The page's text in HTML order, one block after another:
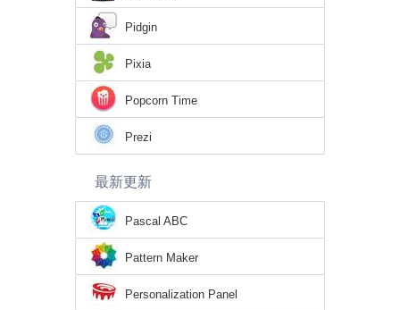
Pidgin
Pixia
Popcorn Time
Prezi
最新更新
Pascal ABC
Pattern Maker
Personalization Panel